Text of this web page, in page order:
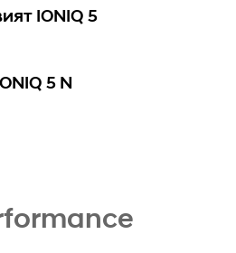
IONIQ 5
5 N